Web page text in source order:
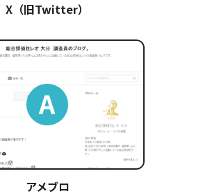
X（旧Twitter）
アメブロ